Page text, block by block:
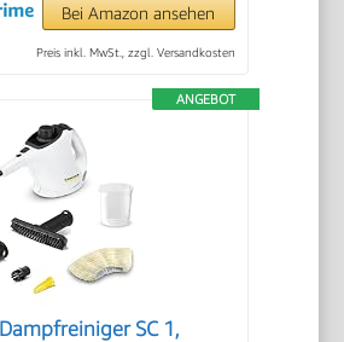
Bei Amazon ansehen
Preis inkl. MwSt., zzgl. Versandkosten
ANGEBOT
SC 1,